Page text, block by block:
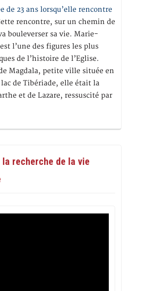
de 23 ans lorsqu’elle rencontre
rencontre, sur un chemin de
bouleverser sa vie. Marie-
l’une des figures les plus
de l’histoire de l’Eglise.
Magdala, petite ville située en
de Tibériade, elle était la
et de Lazare, ressuscité par
la recherche de la vie